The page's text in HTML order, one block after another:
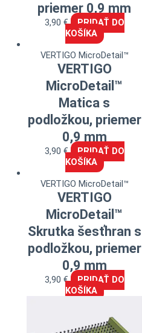
priemer 0,9 mm
3,90 €
PRIDAŤ DO
KOŠÍKA
VERTIGO MicroDetail™
VERTIGO
MicroDetail™
Matica s
podložkou, priemer
0,9 mm
3,90 €
PRIDAŤ DO
KOŠÍKA
VERTIGO MicroDetail™
VERTIGO
MicroDetail™
Skrutka šesťhran s
podložkou, priemer
0,9 mm
3,90 €
PRIDAŤ DO
KOŠÍKA